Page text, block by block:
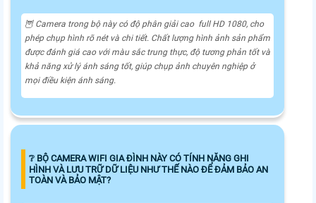
🦉 Camera trong bộ này có độ phân giải cao full HD 1080, cho
phép chụp hình rõ nét và chi tiết. Chất lượng hình ảnh sản phẩm
được đánh giá cao với màu sắc trung thực, độ tương phản tốt và
khả năng xử lý ánh sáng tốt, giúp chụp ảnh chuyên nghiệp ở
mọi điều kiện ánh sáng.
❔ BỘ CAMERA WIFI GIA ĐÌNH NÀY CÓ TÍNH NĂNG GHI
HÌNH VÀ LƯU TRỮ DỮ LIỆU NHƯ THẾ NÀO ĐỂ ĐẢM BẢO AN
TOÀN VÀ BẢO MẬT?